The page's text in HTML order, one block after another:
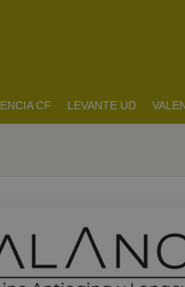
CF LEVANTE UD